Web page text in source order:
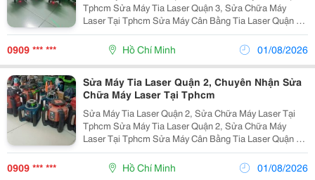
Tphcm Sửa Máy Tia Laser Quận 3, Sửa Chữa Máy
Laser Tại Tphcm Sửa Máy Cân Bằng Tia Laser Quận 3
Nhận Sửa Chữa Máy Cân Bằng Laser Quận 3 Sửa
Chữa Máy Laser Quận 3 Sửa Chữa Máy Laser Bosch ...
0909 *** *** Hồ Chí Minh 01/08/2026
Sửa Máy Tia Laser Quận 2, Chuyên Nhận Sửa
Chữa Máy Laser Tại Tphcm
Sửa Máy Tia Laser Quận 2, Sửa Chữa Máy Laser Tại
Tphcm Sửa Máy Tia Laser Quận 2, Sửa Chữa Máy
Laser Tại Tphcm Sửa Máy Cân Bằng Tia Laser Quận 2
Nhận Sửa Chữa Máy Cân Bằng Laser Quận 2 Sửa
Chữa Máy Laser Quận 2 Sửa Chữa Máy Laser Bosch ...
0909 *** *** Hồ Chí Minh 01/08/2026